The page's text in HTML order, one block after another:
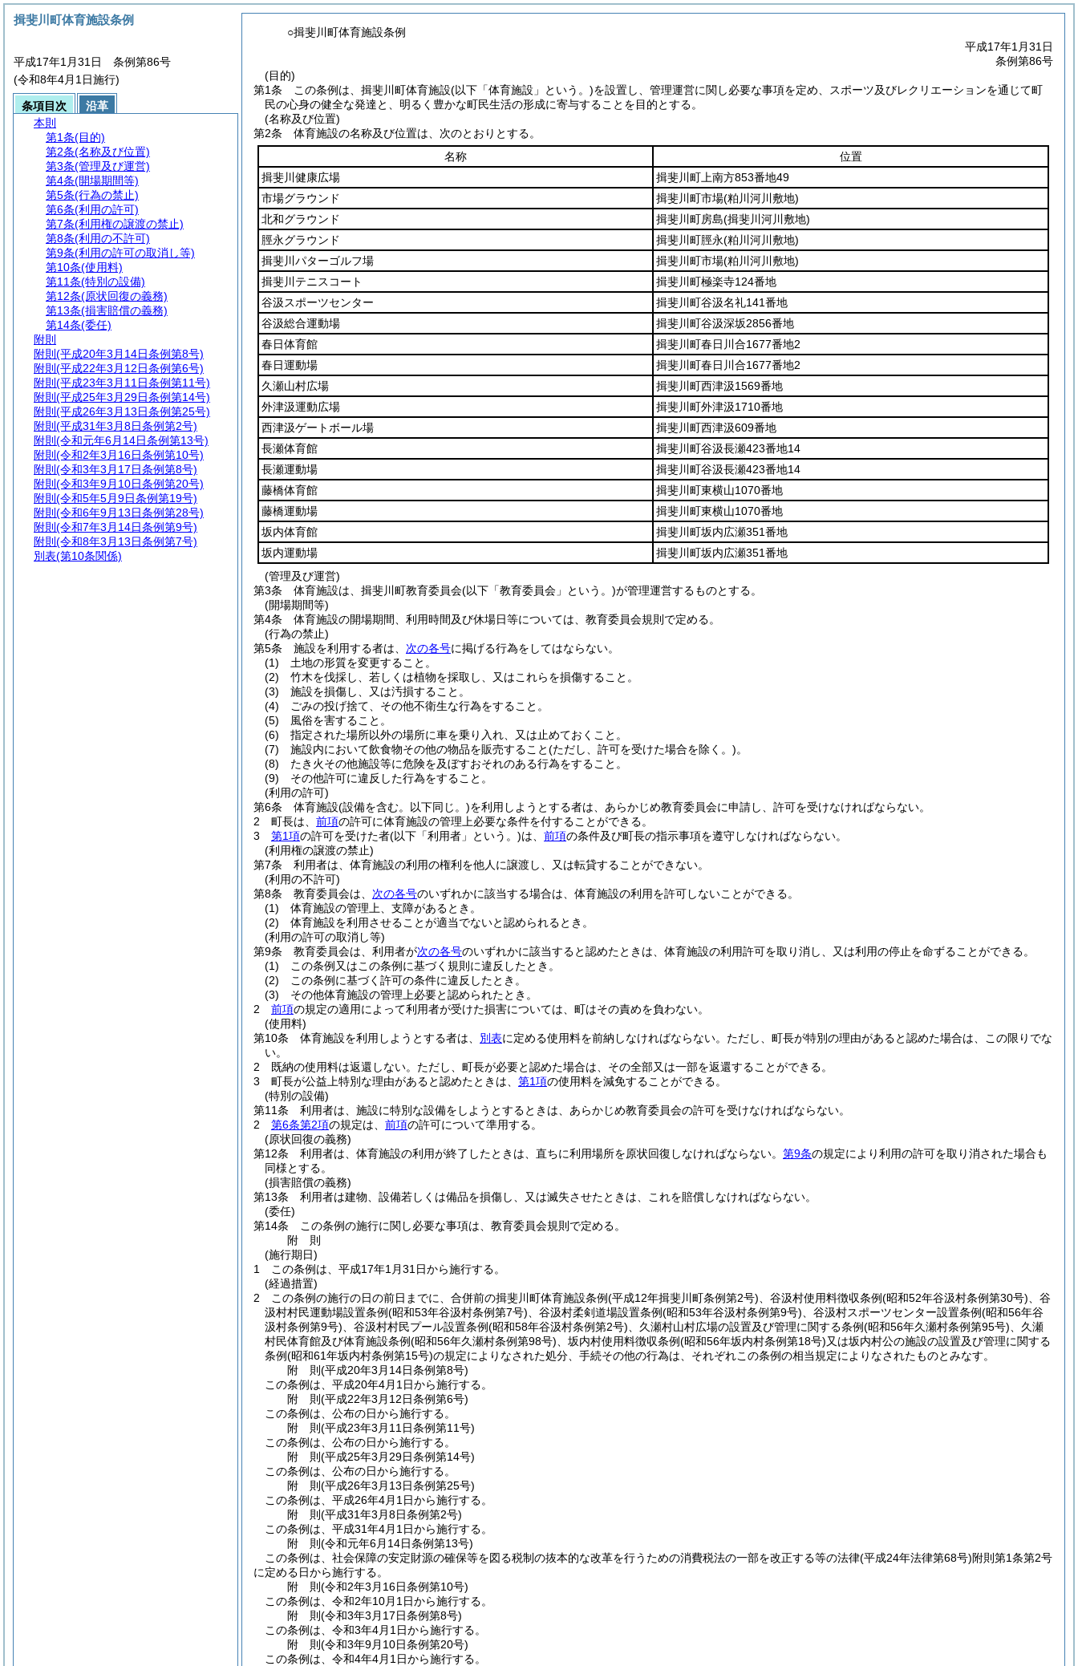
○揖斐川町体育施設条例
平成17年1月31日
条例第86号
(目的)
第1条
この条例は、揖斐川町体育施設(以下「体育施設」という。)を設置し、管理運営に関し必要な事項を定め、スポーツ及びレクリエーションを通じて町
民の心身の健全な発達と、明るく豊かな町民生活の形成に寄与することを目的とする。
(名称及び位置)
第2条
体育施設の名称及び位置は、次のとおりとする。
名称
位置
揖斐川健康広場
揖斐川町上南方853番地49
市場グラウンド
揖斐川町市場(粕川河川敷地)
北和グラウンド
揖斐川町房島(揖斐川河川敷地)
脛永グラウンド
揖斐川町脛永(粕川河川敷地)
揖斐川パターゴルフ場
揖斐川町市場(粕川河川敷地)
揖斐川テニスコート
揖斐川町極楽寺124番地
谷汲スポーツセンター
揖斐川町谷汲名礼141番地
谷汲総合運動場
揖斐川町谷汲深坂2856番地
春日体育館
揖斐川町春日川合1677番地2
春日運動場
揖斐川町春日川合1677番地2
久瀬山村広場
揖斐川町西津汲1569番地
外津汲運動広場
揖斐川町外津汲1710番地
西津汲ゲートボール場
揖斐川町西津汲609番地
長瀬体育館
揖斐川町谷汲長瀬423番地14
長瀬運動場
揖斐川町谷汲長瀬423番地14
藤橋体育館
揖斐川町東横山1070番地
藤橋運動場
揖斐川町東横山1070番地
坂内体育館
揖斐川町坂内広瀬351番地
坂内運動場
揖斐川町坂内広瀬351番地
(管理及び運営)
第3条
体育施設は、揖斐川町教育委員会(以下「教育委員会」という。)が管理運営するものとする。
(開場期間等)
第4条
体育施設の開場期間、利用時間及び休場日等については、教育委員会規則で定める。
(行為の禁止)
第5条
施設を利用する者は、 次の各号に掲げる行為をしてはならない。
(1)
土地の形質を変更すること。
(2)
竹木を伐採し、若しくは植物を採取し、又はこれらを損傷すること。
(3)
施設を損傷し、又は汚損すること。
(4)
ごみの投げ捨て、その他不衛生な行為をすること。
(5)
風俗を害すること。
(6)
指定された場所以外の場所に車を乗り入れ、又は止めておくこと。
(7)
施設内において飲食物その他の物品を販売すること(ただし、許可を受けた場合を除く。)。
(8)
たき火その他施設等に危険を及ぼすおそれのある行為をすること。
(9)
その他許可に違反した行為をすること。
(利用の許可)
第6条
体育施設(設備を含む。以下同じ。)を利用しようとする者は、あらかじめ教育委員会に申請し、許可を受けなければならない。
2
町長は、 前項の許可に体育施設の管理上必要な条件を付することができる。
3
第1項の許可を受けた者(以下「利用者」という。)は、 前項の条件及び町長の指示事項を遵守しなければならない。
(利用権の譲渡の禁止)
第7条
利用者は、体育施設の利用の権利を他人に譲渡し、又は転貸することができない。
(利用の不許可)
第8条
教育委員会は、 次の各号のいずれかに該当する場合は、体育施設の利用を許可しないことができる。
(1)
体育施設の管理上、支障があるとき。
(2)
体育施設を利用させることが適当でないと認められるとき。
(利用の許可の取消し等)
第9条
教育委員会は、利用者が次の各号のいずれかに該当すると認めたときは、体育施設の利用許可を取り消し、又は利用の停止を命ずることができる。
(1)
この条例又はこの条例に基づく規則に違反したとき。
(2)
この条例に基づく許可の条件に違反したとき。
(3)
その他体育施設の管理上必要と認められたとき。
2
前項の規定の適用によって利用者が受けた損害については、町はその責めを負わない。
(使用料)
第10条
体育施設を利用しようとする者は、 別表に定める使用料を前納しなければならない。 ただし、町長が特別の理由があると認めた場合は、この限りでな
い。
2
既納の使用料は返還しない。 ただし、町長が必要と認めた場合は、その全部又は一部を返還することができる。
3
町長が公益上特別な理由があると認めたときは、 第1項の使用料を減免することができる。
(特別の設備)
第11条
利用者は、施設に特別な設備をしようとするときは、あらかじめ教育委員会の許可を受けなければならない。
2
第6条第2項の規定は、 前項の許可について準用する。
(原状回復の義務)
第12条
利用者は、体育施設の利用が終了したときは、直ちに利用場所を原状回復しなければならない。 第9条の規定により利用の許可を取り消された場合も
同様とする。
(損害賠償の義務)
第13条
利用者は建物、設備若しくは備品を損傷し、又は滅失させたときは、これを賠償しなければならない。
(委任)
第14条
この条例の施行に関し必要な事項は、教育委員会規則で定める。
附 則
(施行期日)
1
この条例は、平成17年1月31日から施行する。
(経過措置)
2
この条例の施行の日の前日までに、合併前の揖斐川町体育施設条例(平成12年揖斐川町条例第2号) 、谷汲村使用料徴収条例(昭和52年谷汲村条例第30号) 、谷
汲村村民運動場設置条例(昭和53年谷汲村条例第7号) 、谷汲村柔剣道場設置条例(昭和53年谷汲村条例第9号) 、谷汲村スポーツセンター設置条例(昭和56年谷
汲村条例第9号) 、谷汲村村民プール設置条例(昭和58年谷汲村条例第2号) 、久瀬村山村広場の設置及び管理に関する条例(昭和56年久瀬村条例第95号) 、久瀬
村民体育館及び体育施設条例(昭和56年久瀬村条例第98号) 、坂内村使用料徴収条例(昭和56年坂内村条例第18号)又は坂内村公の施設の設置及び管理に関する
条例(昭和61年坂内村条例第15号)の規定によりなされた処分、手続その他の行為は、それぞれこの条例の相当規定によりなされたものとみなす。
附 則(平成20年3月14日条例第8号)
この条例は、平成20年4月1日から施行する。
附 則(平成22年3月12日条例第6号)
この条例は、公布の日から施行する。
附 則(平成23年3月11日条例第11号)
この条例は、公布の日から施行する。
附 則(平成25年3月29日条例第14号)
この条例は、公布の日から施行する。
附 則(平成26年3月13日条例第25号)
この条例は、平成26年4月1日から施行する。
附 則(平成31年3月8日条例第2号)
この条例は、平成31年4月1日から施行する。
附 則(令和元年6月14日条例第13号)
この条例は、社会保障の安定財源の確保等を図る税制の抜本的な改革を行うための消費税法の一部を改正する等の法律(平成24年法律第68号)附則第1条第2号
に定める日から施行する。
附 則(令和2年3月16日条例第10号)
この条例は、令和2年10月1日から施行する。
附 則(令和3年3月17日条例第8号)
この条例は、令和3年4月1日から施行する。
附 則(令和3年9月10日条例第20号)
この条例は、令和4年4月1日から施行する。
揖斐川町体育施設条例
平成17年1月31日 条例第86号
(令和8年4月1日施行)
条項目次
沿革
本則
第1条(目的)
第2条(名称及び位置)
第3条(管理及び運営)
第4条(開場期間等)
第5条(行為の禁止)
第6条(利用の許可)
第7条(利用権の譲渡の禁止)
第8条(利用の不許可)
第9条(利用の許可の取消し等)
第10条(使用料)
第11条(特別の設備)
第12条(原状回復の義務)
第13条(損害賠償の義務)
第14条(委任)
附則
附則 (平成20年3月14日条例第8号)
附則 (平成22年3月12日条例第6号)
附則 (平成23年3月11日条例第11号)
附則 (平成25年3月29日条例第14号)
附則 (平成26年3月13日条例第25号)
附則 (平成31年3月8日条例第2号)
附則 (令和元年6月14日条例第13号)
附則 (令和2年3月16日条例第10号)
附則 (令和3年3月17日条例第8号)
附則 (令和3年9月10日条例第20号)
附則 (令和5年5月9日条例第19号)
附則 (令和6年9月13日条例第28号)
附則 (令和7年3月14日条例第9号)
附則 (令和8年3月13日条例第7号)
別表(第10条関係)